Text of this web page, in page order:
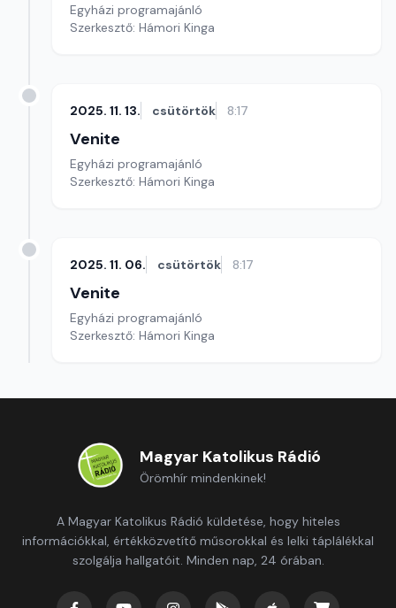
Egyházi programajánló
Szerkesztő: Hámori Kinga
2025. 11. 13. csütörtök 8:17
Venite
Egyházi programajánló
Szerkesztő: Hámori Kinga
2025. 11. 06. csütörtök 8:17
Venite
Egyházi programajánló
Szerkesztő: Hámori Kinga
Magyar Katolikus Rádió
Örömhír mindenkinek!
A Magyar Katolikus Rádió küldetése, hogy hiteles
információkkal, értékközvetítő műsorokkal és lelki táplálékkal
szolgálja hallgatóit. Minden nap, 24 órában.